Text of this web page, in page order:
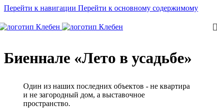
Перейти к навигации Перейти к основному содержимому
Биеннале «Лето в усадьбе»
Один из наших последних объектов - не квартира
и не загородный дом, а выставочное
пространство.